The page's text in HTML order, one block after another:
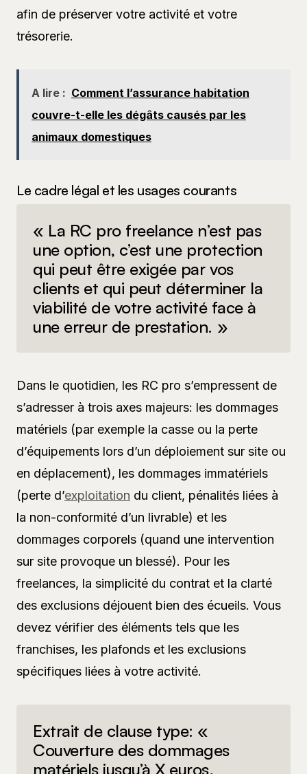
afin de préserver votre activité et votre
trésorerie.
A lire : Comment l’assurance habitation
couvre-t-elle les dégâts causés par les
animaux domestiques
Le cadre légal et les usages courants
« La RC pro freelance n’est pas
une option, c’est une protection
qui peut être exigée par vos
clients et qui peut déterminer la
viabilité de votre activité face à
une erreur de prestation. »
Dans le quotidien, les RC pro s’empressent de
s’adresser à trois axes majeurs: les dommages
matériels (par exemple la casse ou la perte
d’équipements lors d’un déploiement sur site ou
en déplacement), les dommages immatériels
(perte d’exploitation du client, pénalités liées à
la non-conformité d’un livrable) et les
dommages corporels (quand une intervention
sur site provoque un blessé). Pour les
freelances, la simplicité du contrat et la clarté
des exclusions déjouent bien des écueils. Vous
devez vérifier des éléments tels que les
franchises, les plafonds et les exclusions
spécifiques liées à votre activité.
Extrait de clause type: «
Couverture des dommages
matériels jusqu’à X euros,